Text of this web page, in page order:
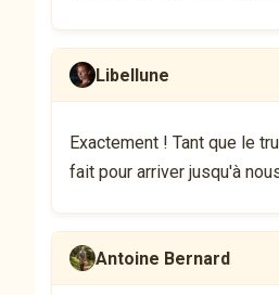
Libellune
Exactement ! Tant que le
fait pour arriver jusqu'à
Antoine Bernard